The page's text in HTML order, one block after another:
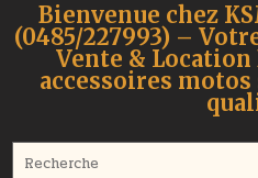
Bienvenue chez
(0485/227993) –
Vente &
accessoires